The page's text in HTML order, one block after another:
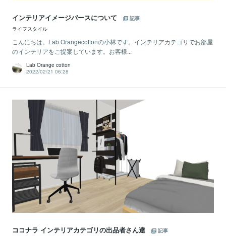
インテリアイメージパースについて
記事
ライフスタイル
こんにちは。Lab Orangecottonの小林です。インテリアカテゴリでお部屋
のインテリアをご提案しています。お客様...
Lab Orange cotton
2022/02/21 06:28
ココナラ インテリアカテゴリの出品者さん達 記事